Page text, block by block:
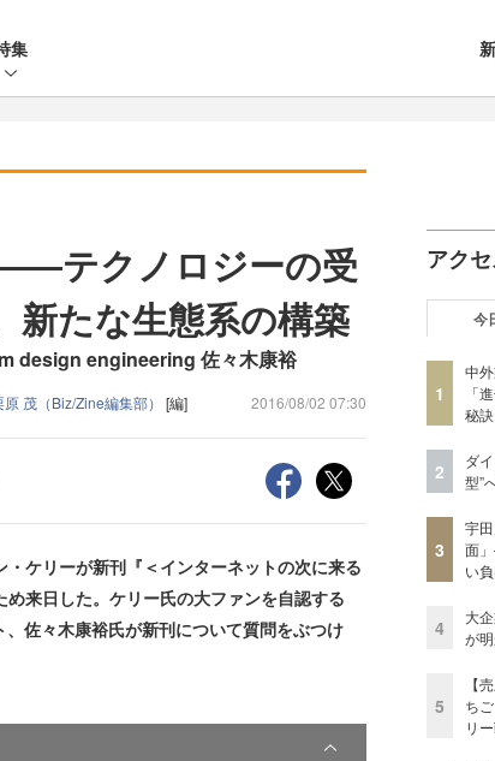
集
テクノロジーの受
新たな生態系の構築
design engineering 佐々木康裕
原 茂（Biz/Zine編集部） [編] 2016/08/02 07:30
ケリーが新刊『＜インターネットの次に来る
来日した。ケリー氏の大ファンを自認する
佐々木康裕氏が新刊について質問をぶつけ
アク
今
1
中
「
秘
2
ダ
型”
3
宇
面
い
4
大
が
5
【
ち
リ